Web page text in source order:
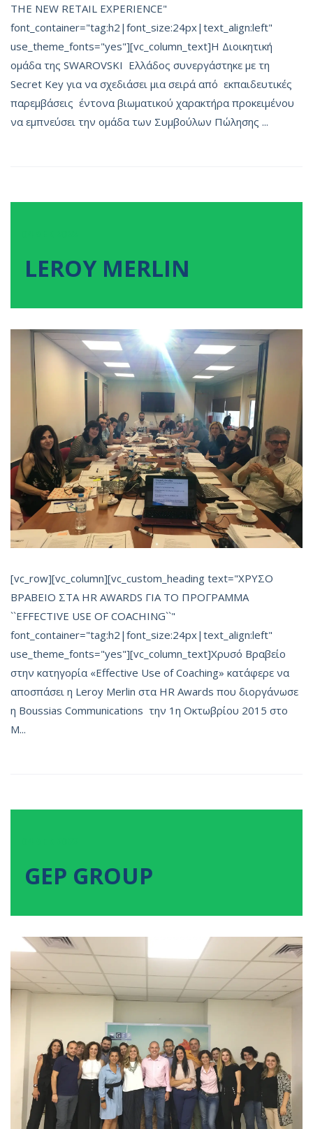
THE NEW RETAIL EXPERIENCE"
font_container="tag:h2|font_size:24px|text_align:left"
use_theme_fonts="yes"][vc_column_text]Η Διοικητική
ομάδα της SWAROVSKI Ελλάδος συνεργάστηκε με τη
Secret Key για να σχεδιάσει μια σειρά από εκπαιδευτικές
παρεμβάσεις έντονα βιωματικού χαρακτήρα προκειμένου
να εμπνεύσει την ομάδα των Συμβούλων Πώλησης ...
LEROY MERLIN
[vc_row][vc_column][vc_custom_heading text="ΧΡΥΣΟ
ΒΡΑΒΕΙΟ ΣΤΑ HR AWARDS ΓΙΑ ΤΟ ΠΡΟΓΡΑΜΜΑ
``EFFECTIVE USE OF COACHING``"
font_container="tag:h2|font_size:24px|text_align:left"
use_theme_fonts="yes"][vc_column_text]Χρυσό Βραβείο
στην κατηγορία «Effective Use of Coaching» κατάφερε να
αποσπάσει η Leroy Merlin στα HR Awards που διοργάνωσε
η Boussias Communications την 1η Οκτωβρίου 2015 στο
Μ...
GEP GROUP